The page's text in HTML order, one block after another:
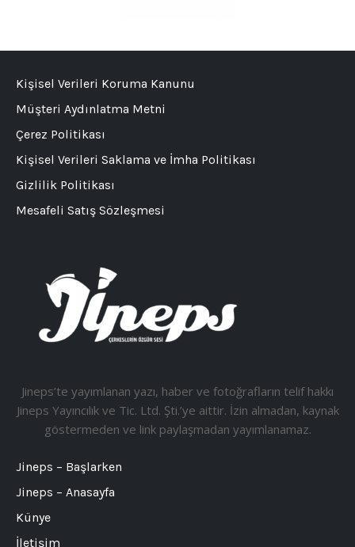
Jineps’te yayımlanan yazı, haber ve fotoğrafların telif hakkı
Jineps Yayıncılık ve Tic. Ltd. Şti.’ye aittir. İzin almadan, kaynak
göstermeden ve link paylaşmadan yayımlanamaz.
Jineps – Başlarken
Jineps – Anasayfa
Künye
İletişim
Kişisel Verileri Koruma Kanunu
Müşteri Aydınlatma Metni
Çerez Politikası
Kişisel Verileri Saklama ve İmha Politikası
Gizlilik Politikası
Mesafeli Satış Sözleşmesi